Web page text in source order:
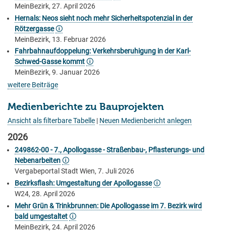
MeinBezirk, 27. April 2026
Hernals: Neos sieht noch mehr Sicherheitspotenzial in der
Rötzergasse🛈
MeinBezirk, 13. Februar 2026
Fahrbahnaufdoppelung: Verkehrsberuhigung in der Karl-
Schwed-Gasse kommt🛈
MeinBezirk, 9. Januar 2026
weitere Beiträge
Medienberichte zu Bauprojekten
Ansicht als filterbare Tabelle | Neuen Medienbericht anlegen
2026
249862-00 - 7., Apollogasse - Straßenbau-, Pflasterungs- und
Nebenarbeiten🛈
Vergabeportal Stadt Wien, 7. Juli 2026
Bezirksflash: Umgestaltung der Apollogasse🛈
W24, 28. April 2026
Mehr Grün & Trinkbrunnen: Die Apollogasse im 7. Bezirk wird
bald umgestaltet🛈
MeinBezirk, 24. April 2026